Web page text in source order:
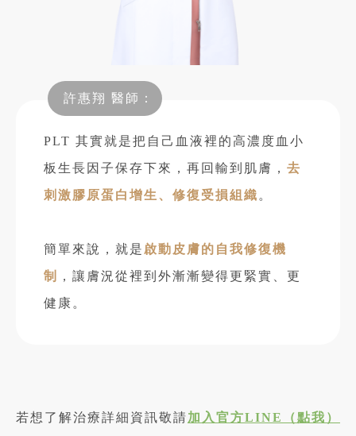
許惠翔 醫師：
PLT 其實就是把自己血液裡的高濃度血小
板生長因子保存下來，再回輸到肌膚， 去
刺激膠原蛋白增生、修復受損組織 。
簡單來說，就是 啟動皮膚的自我修復機
制
，讓膚況從裡到外漸漸變得更緊實、更
健康。
若想了解治療詳細資訊敬請加入官方LINE（點我）